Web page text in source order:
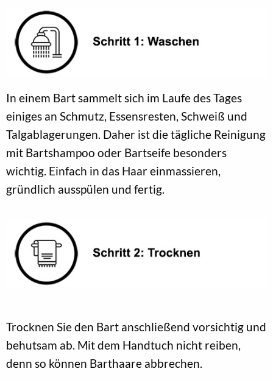
In einem Bart sammelt sich im Laufe des Tages
einiges an Schmutz, Essensresten, Schweiß und
Talgablagerungen. Daher ist die tägliche Reinigung
mit Bartshampoo oder Bartseife besonders
wichtig. Einfach in das Haar einmassieren,
gründlich ausspülen und fertig.
Trocknen Sie den Bart anschließend vorsichtig und
behutsam ab. Mit dem Handtuch nicht reiben,
denn so können Barthaare abbrechen.